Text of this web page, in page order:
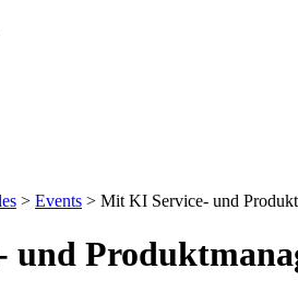
> Events > Mit KI Service- und